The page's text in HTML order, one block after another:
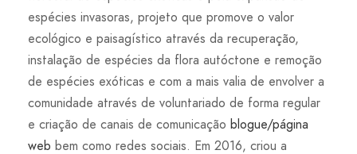
espécies invasoras, projeto que promove o valor
ecológico e paisagístico através da recuperação,
instalação de espécies da flora autóctone e remoção
de espécies exóticas e com a mais valia de envolver a
comunidade através de voluntariado de forma regular
e criação de canais de comunicação blogue/página
web bem como redes sociais. Em 2016, criou a